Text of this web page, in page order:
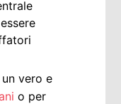
vero e
o per